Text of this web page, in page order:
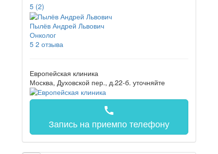
5 (2)
Пылёв Андрей Львович
Онколог
5 2 отзыва
Европейская клиника
Москва, Духовской пер., д.22-б. уточняйте
call
Запись на приемпо телефону